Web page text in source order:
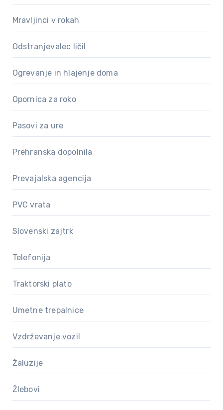
Mravljinci v rokah
Odstranjevalec ličil
Ogrevanje in hlajenje doma
Opornica za roko
Pasovi za ure
Prehranska dopolnila
Prevajalska agencija
PVC vrata
Slovenski zajtrk
Telefonija
Traktorski plato
Umetne trepalnice
Vzdrževanje vozil
Žaluzije
Žlebovi